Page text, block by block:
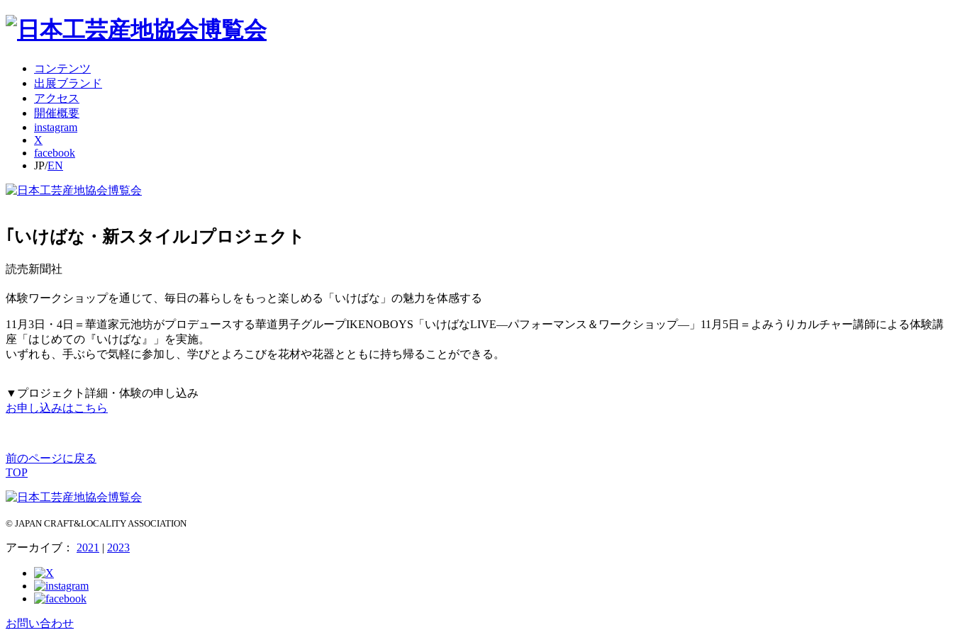
コンテンツ
出展ブランド
アクセス
開催概要
instagram
X
facebook
JP/EN
｢いけばな・新スタイル｣プロジェクト
読売新聞社
体験ワークショップを通じて、毎日の暮らしをもっと楽しめる「いけばな」の魅力を体感する
11月3日・4日＝華道家元池坊がプロデュースする華道男子グループIKENOBOYS「いけばなLIVE―パフォーマンス＆ワークショップ―」11月5日＝よみうりカルチャー講師による体験講
座「はじめての『いけばな』」を実施。
いずれも、手ぶらで気軽に参加し、学びとよろこびを花材や花器とともに持ち帰ることができる。
▼プロジェクト詳細・体験の申し込み
お申し込みはこちら
前のページに戻る
TOP
© JAPAN CRAFT&LOCALITY ASSOCIATION
アーカイブ： 2021 | 2023
お問い合わせ